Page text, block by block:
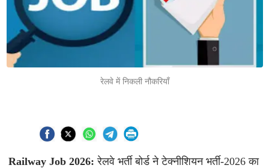
रेलवे में निकली नौकरियाँ
Railway Job 2026:रेलवे भर्ती बोर्ड ने टेक्नीशियन भर्ती-2026 का